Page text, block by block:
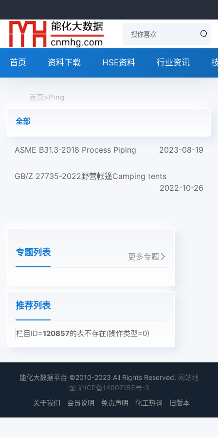
首页 资料下载 HSE资料 行业资讯
首页>Ping
全部
ASME B31.3-2018 Process Piping 2023-08-19
GB/Z 27735-2022野营帐篷Camping tents
2022-10-26
专题列表 更多专题
推荐列表
栏目ID=120857的表不存在(操作类型=0)
能化大数据平台 ©2010-2023 All Rights Reserved. 网站地
图 沪ICP备14007155号-3
关于我们
会员说明 免责声明 化工热词 旧版本